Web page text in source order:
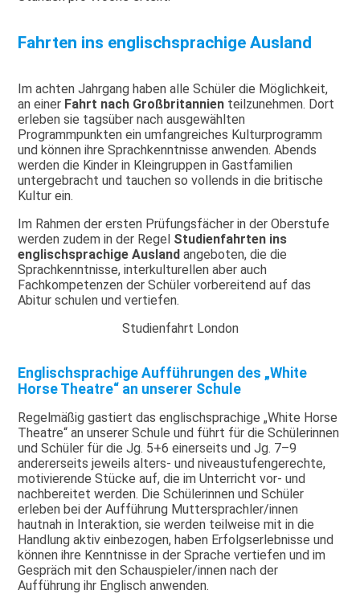
Fahrten ins englischsprachige Ausland
Im achten Jahrgang haben alle Schüler die Möglichkeit,
an einer Fahrt nach Großbritannien teilzunehmen. Dort
erleben sie tagsüber nach ausgewählten
Programmpunkten ein umfangreiches Kulturprogramm
und können ihre Sprachkenntnisse anwenden. Abends
werden die Kinder in Kleingruppen in Gastfamilien
untergebracht und tauchen so vollends in die britische
Kultur ein.
Im Rahmen der ersten Prüfungsfächer in der Oberstufe
werden zudem in der Regel Studienfahrten ins
englischsprachige Ausland angeboten, die die
Sprachkenntnisse, interkulturellen aber auch
Fachkompetenzen der Schüler vorbereitend auf das
Abitur schulen und vertiefen.
Studienfahrt London
Englischsprachige Aufführungen des „White
Horse Theatre“ an unserer Schule
Regelmäßig gastiert das englischsprachige „White Horse
Theatre“ an unserer Schule und führt für die Schülerinnen
und Schüler für die Jg. 5+6 einerseits und Jg. 7–9
andererseits jeweils alters- und niveaustufengerechte,
motivierende Stücke auf, die im Unterricht vor- und
nachbereitet werden. Die Schülerinnen und Schüler
erleben bei der Aufführung Muttersprachler/innen
hautnah in Interaktion, sie werden teilweise mit in die
Handlung aktiv einbezogen, haben Erfolgserlebnisse und
können ihre Kenntnisse in der Sprache vertiefen und im
Gespräch mit den Schauspieler/innen nach der
Aufführung ihr Englisch anwenden.